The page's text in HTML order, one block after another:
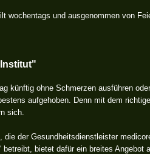
wochentags und ausgenommen von
künftig ohne Schmerzen ausführen
bestens aufgehoben. Denn mit dem
sich.
die der Gesundheitsdienstleister
betreibt, bietet dafür ein breites